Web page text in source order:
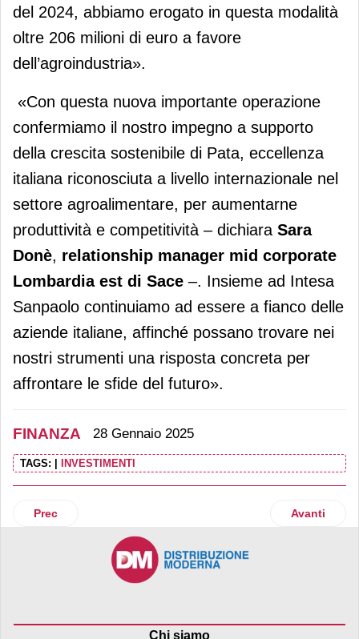
del 2024, abbiamo erogato in questa modalità
oltre 206 milioni di euro a favore
dell’agroindustria».
«Con questa nuova importante operazione
confermiamo il nostro impegno a supporto
della crescita sostenibile di Pata, eccellenza
italiana riconosciuta a livello internazionale nel
settore agroalimentare, per aumentarne
produttività e competitività – dichiara Sara
Donè, relationship manager mid corporate
Lombardia est di Sace –. Insieme ad Intesa
Sanpaolo continuiamo ad essere a fianco delle
aziende italiane, affinché possano trovare nei
nostri strumenti una risposta concreta per
affrontare le sfide del futuro».
FINANZA 28 Gennaio 2025
TAGS: | INVESTIMENTI
Articolo precedente: Portobello si ricompra nei centri
Prec Articolo
Avanti
Chi siamo